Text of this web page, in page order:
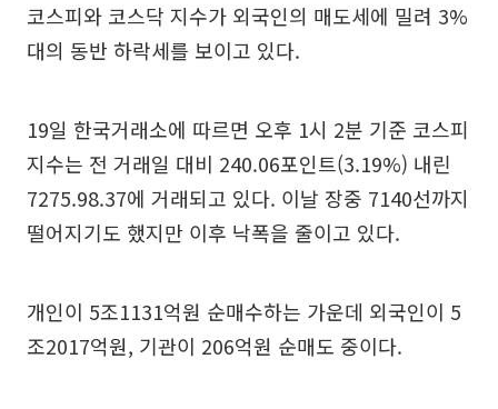
코스피와 코스닥 지수가 외국인의 매도세에 밀려 3%
대의 동반 하락세를 보이고 있다.
19일 한국거래소에 따르면 오후 1시 2분 기준 코스피
지수는 전 거래일 대비 240.06포인트(3.19%) 내린
7275.98.37에 거래되고 있다. 이날 장중 7140선까지
떨어지기도 했지만 이후 낙폭을 줄이고 있다.
개인이 5조1131억원 순매수하는 가운데 외국인이 5
조2017억원, 기관이 206억원 순매도 중이다.